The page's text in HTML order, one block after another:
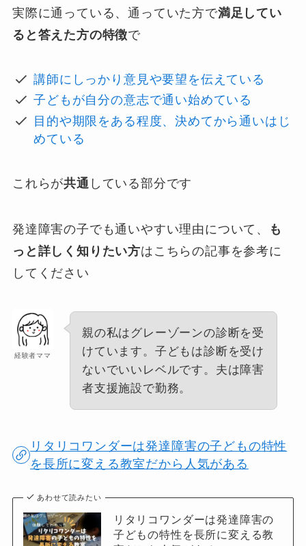
実際に通っている、通っていた方で満足してい
ると答えた方の特徴で
講師にしっかり意見や要望を伝えている
子どもが自分の意志で通い始めている
目的や期限をある程度、決めてから通いはじ
めている
これらが共通 している部分です
発達障害の子でも通いやすい理由について、
も
っと詳しく知りたい方はこちらの記事を参考に
してください
経験者ママ
親の私はグレーゾーンの診断を受
けています。子どもは診断を受け
ないでいいレベルです。夫は障害
者支援施設で勤務。
リタリコワンダーは発達障害の子どもの特性
を長所に変える教室だから人気がある
あわせて読みたい
リタリコワンダーは発達障害の
子どもの特性を長所に変える教